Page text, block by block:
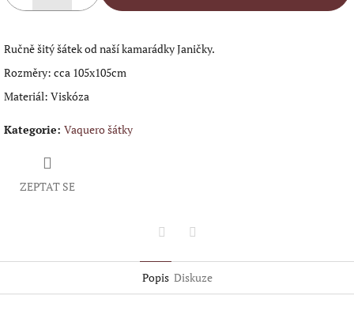
Ručně šitý šátek od naší kamarádky Janičky.
Rozměry: cca 105x105cm
Materiál: Viskóza
Kategorie: Vaquero šátky
ZEPTAT SE
Popis Diskuze